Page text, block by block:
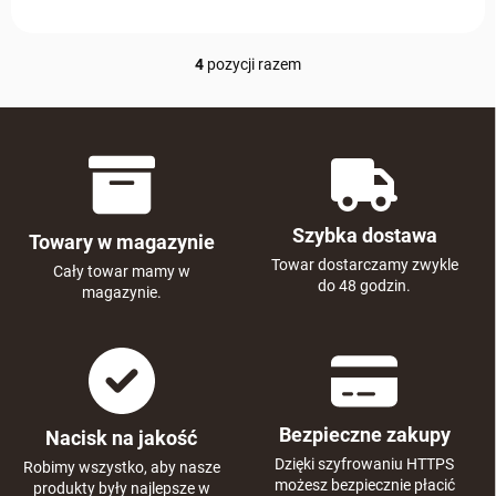
K
4 pozycji razem
Towary w magazynie
Cały towar mamy w
magazynie.
Szybka dostawa
Towar dostarczamy zwykle
do 48 godzin.
Nacisk na jakość
Robimy wszystko, aby nasze
produkty były najlepsze w
Bezpieczne zakupy
Dzięki szyfrowaniu HTTPS
możesz bezpiecznie płacić